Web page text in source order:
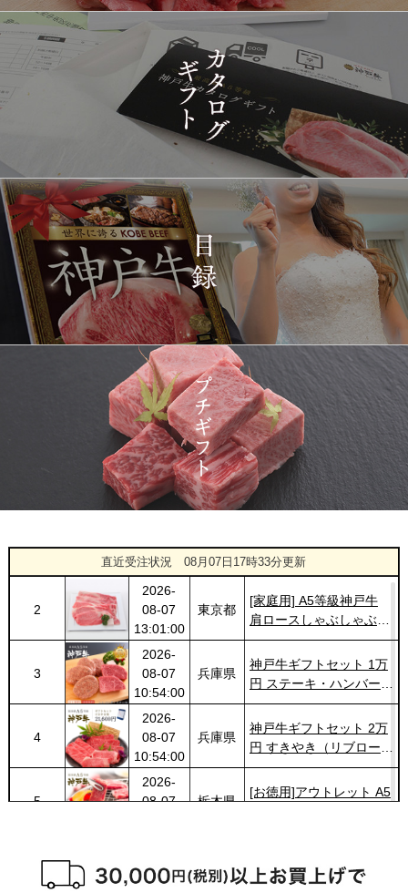
直近受注状況08月07日17時33分更新
1418
2026-
03-15
14:10:00
[訳あり][家庭用] A5等級
神戸牛 フィレステーキ
1419
2026-
14:10:00
兵庫県
[家庭用] A5等級神戸牛
シャトーブリアンステー
キ 150ｇ(1枚)
2026-
12:23:00
東京都
神戸牛ギフトセット 1万
5千円 焼肉（肩ロース・
プレミアムもも）650g
1421
2026-
03-15
08:48:00
神戸牛カタログギフト
１万円
1422
2026-
03-14
22:21:00
大分県
神戸牛 食べ比べお重 二
段
2026-
03-14
20:55:00
大阪府
神戸牛目録 選べるセッ
ト １万円 2個セット
2026-
03-14
20:48:00
神奈川
県
[訳あり][家庭用] A5等級
神戸牛 サーロインステー
キ 200g
2026-
03-14
18:00:00
福岡県
神戸牛カタログギフト
１万円
1
08-07
14:30:00
大阪府
ロック 500g
2
2026-
08-07
13:01:00
東京都
[家庭用] A5等級神戸牛
肩ロースしゃぶしゃぶ
200g〜1kg
3
2026-
08-07
10:54:00
兵庫県
神戸牛ギフトセット 1万
円 ステーキ・ハンバーグ
（ランプ100ｇ×2枚・ハ
ンバーグ150ｇ×4個）
4
2026-
08-07
10:54:00
兵庫県
神戸牛ギフトセット 2万
円 すきやき（リブロー
ス・肩ロース・ランプ）
600g
5
2026-
08-07
栃木県
[お徳用]アウトレット A5
08-06
22:23:00
広島県
円 しゃぶしゃぶ（バラ・